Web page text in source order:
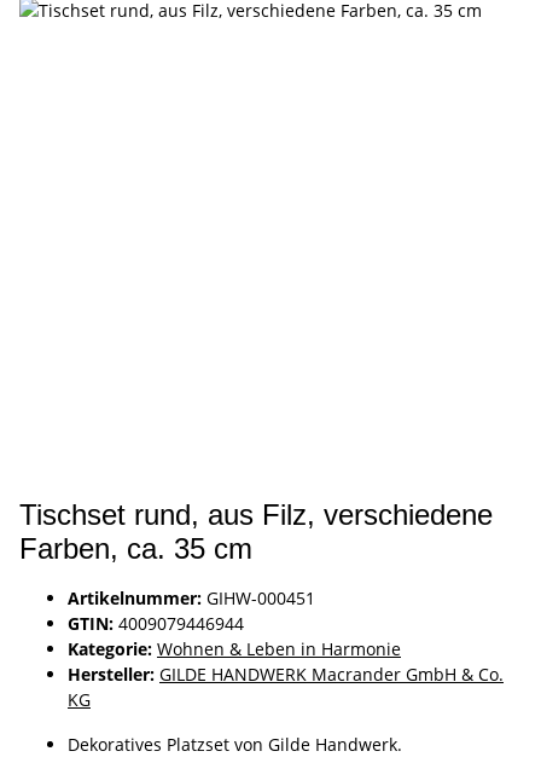
Tischset rund, aus Filz, verschiedene
Farben, ca. 35 cm
Artikelnummer: GIHW-000451
GTIN: 4009079446944
Kategorie: Wohnen & Leben in Harmonie
Hersteller: GILDE HANDWERK Macrander GmbH & Co.
KG
Dekoratives Platzset von Gilde Handwerk.